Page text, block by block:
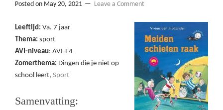
Posted on May 20, 2021 Leave a Comment
Leeftijd: Va. 7 jaar
Thema: sport
AVI-niveau: AVI-E4
Zomerthema: Dingen die je niet op
school leert, Sport
Samenvatting: